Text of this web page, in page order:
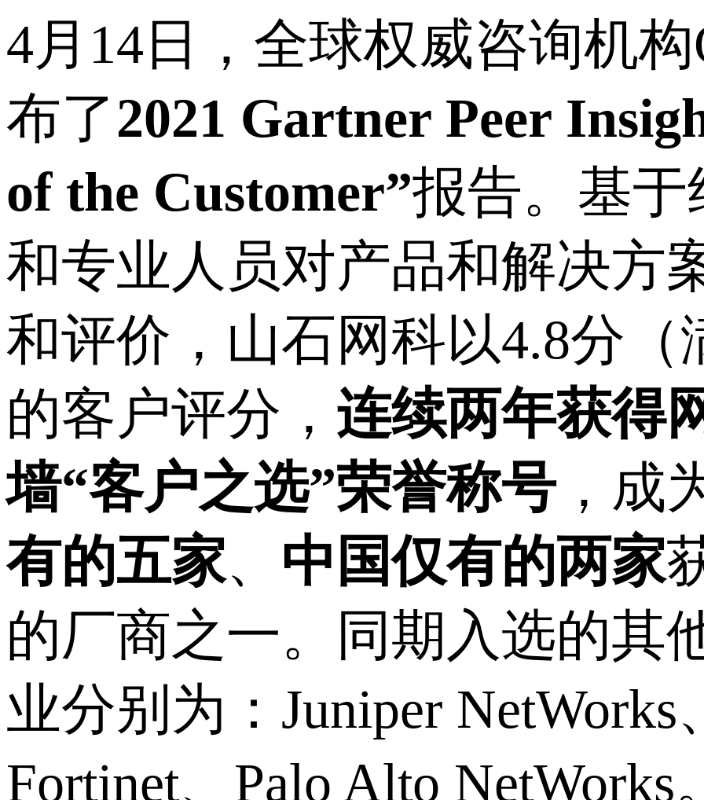
4月14日，全球权威咨询机构
布了2021 Gartner Peer
of the Customer”报告。基
和专业人员对产品和解决方
和评价，山石网科以4.8分（
的客户评分， 连续两年获得
墙“客户之选”荣誉称号，成
有的五家、 中国仅有的两家
的厂商之一。同期入选的其
业分别为：Juniper NetWorks
Fortinet、Palo Alto NetWorks